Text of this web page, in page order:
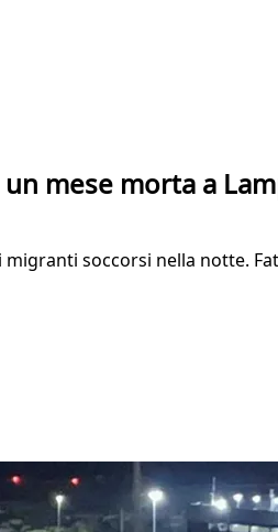
mese morta a
soccorsi nella notte.